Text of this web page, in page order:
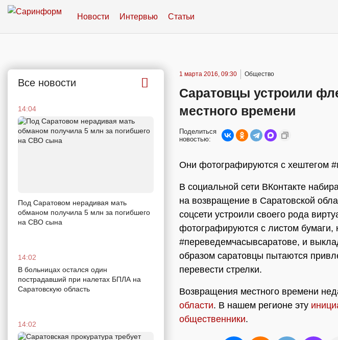
Новости Интервью Статьи
Все новости
14:04
Под Саратовом нерадивая мать
обманом получила 5 млн за погибшего
на СВО сына
14:02
В больницах остался один
пострадавший при налетах БПЛА на
Саратовскую область
14:02
1 марта 2016, 09:30 Общество
Саратовцы устроили
местного времени
Поделиться
новостью:
Они фотографируются с хештегом
В социальной сети ВКонтакте
на возвращение в Саратовской
соцсети устроили своего рода
фотографируются с листом бумаги,
#переведемчасывсаратове, и
образом саратовцы пытаются
перевести стрелки.
Возвращения местного времени
области. В нашем регионе эту
общественники.